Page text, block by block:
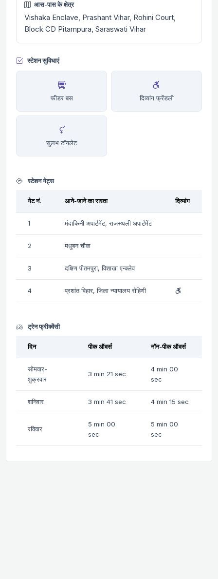
आस-पास के क्षेत्र
Vishaka Enclave, Prashant Vihar, Rohini Court,
Block CD Pitampura, Saraswati Vihar
स्टेशन सुविधाएं
फीडर बस दिव्यांग फ्रेंडली
सुलभ टॉयलेट
स्टेशन गेट्स
गेट नं. आने-जाने का रास्ता दिव्यांग
1 मंदाकिनी अपार्टमेंट, राजस्थली अपार्टमेंट
2 मधुबन चौक
3 दक्षिण पीतमपुरा, विशाखा एन्क्लेव
4 प्रशांत विहार, जिला न्यायालय रोहिणी
ट्रेन फ्रीक्वेंसी
दिन पीक ऑवर्स नॉन-पीक ऑवर्स
सोमवार-
शुक्रवार
3 min 21 sec
4 min 00
sec
शनिवार 3 min 41 sec 4 min 15 sec
रविवार
5 min 00
sec
5 min 00
sec